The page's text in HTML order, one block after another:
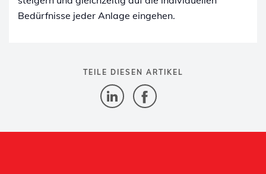
Bedürfnisse jeder Anlage eingehen.
TEILE DIESEN ARTIKEL